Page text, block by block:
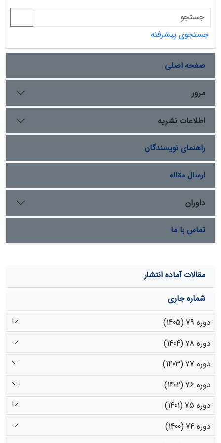
به‌صورت جداگانه با روش احتراق تعیین شد. سپس میزان
ترسیب کربن گونه‌های مختلف، اندام‏های مختلف و خاک پای
گونه‌ها مورد مقایسه و تجزیه و تحلیل قرار‌گرفت. نتایج نشان
داد؛ میزان ترسیب کربن در سه گونة گیاهی یاد‌شده اختلاف
معنی‌داری در سطح 5 درصد داشت و گونة درمنه کوهی
بیشترین توان ترسیب کربن را در منطقه دارا بود. همچنین
ترسیب کربن در بین اندام‌های سه‏گانه (ریشه، ساقه و برگ)
گونه‌های مورد مطالعه، تفاوت معنی‌داری در سطح 5 درصد
داشت. بررسی کربن ذخیره شده در خاک گونه‌های مورد
مطالعه نیز نشان داد؛ خاک گونة درمنه کوهی با داشتن
445/29 تن در هکتار کربن بیشتری را نسبت به دو گونه دیگر
خود ذخیره کرده است
جستجوی پیشرفته
صفحه اصلی
مرور
اطلاعات نشریه
راهنمای نویسندگان
ارسال مقاله
داوران
تماس با ما
مقالات آماده انتشار
شماره جاری
دوره 79 (1405)
دوره 78 (1404)
دوره 77 (1403)
دوره 76 (1402)
دوره 75 (1401)
دوره 74 (1400)